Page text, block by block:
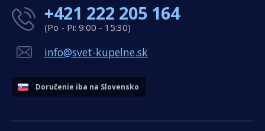
+421 222 205 164
(Po - Pi: 9:00 - 15:30)
info@svet-kupelne.sk
Doručenie iba na Slovensko